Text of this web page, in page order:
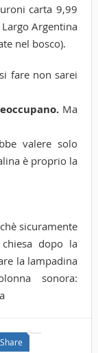
carta 9,99
Argentina
nel bosco).
fare non sarei
Ma
valere solo
è proprio la
sicuramente
dopo la
la lampadina
sonora:
Share